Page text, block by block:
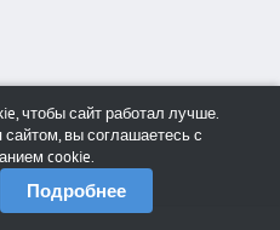
чтобы сайт работал лучше.
вы соглашаетесь с
cookie.
Подробнее